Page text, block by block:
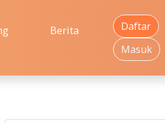
Berita
Daftar
Masuk